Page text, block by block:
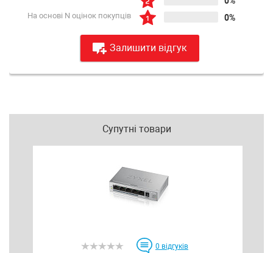
На основі N оцінок покупців
0%
Залишити відгук
Супутні товари
0 відгуків